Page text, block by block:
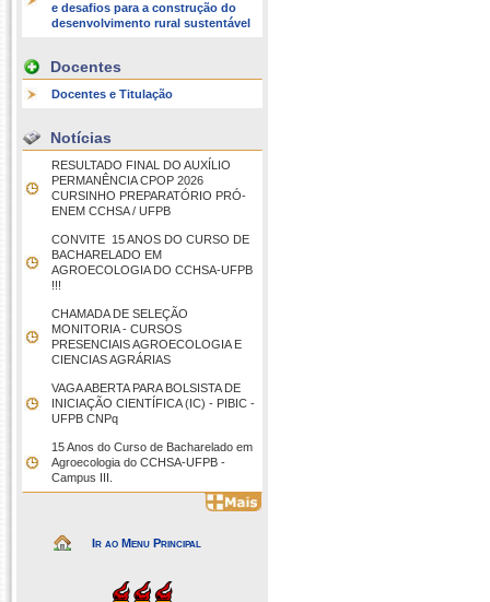
e desafios para a construção do
desenvolvimento rural sustentável
Docentes
Docentes e Titulação
Notícias
RESULTADO FINAL DO AUXÍLIO
PERMANÊNCIA CPOP 2026
CURSINHO PREPARATÓRIO PRÓ-
ENEM CCHSA / UFPB
CONVITE  15 ANOS DO CURSO DE
BACHARELADO EM
AGROECOLOGIA DO CCHSA-UFPB
!!!
CHAMADA DE SELEÇÃO
MONITORIA - CURSOS
PRESENCIAIS AGROECOLOGIA E
CIENCIAS AGRÁRIAS
VAGA ABERTA PARA BOLSISTA DE
INICIAÇÃO CIENTÍFICA (IC) - PIBIC -
UFPB CNPq
15 Anos do Curso de Bacharelado em
Agroecologia do CCHSA-UFPB -
Campus III.
Ir ao Menu Principal